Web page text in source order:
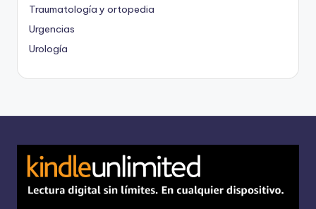
Traumatología y ortopedia
Urgencias
Urología